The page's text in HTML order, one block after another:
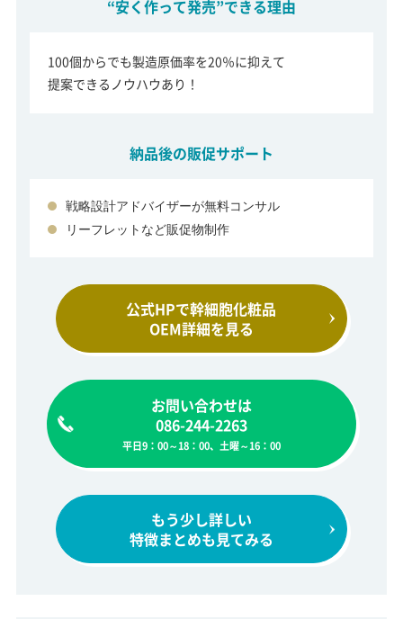
“安く作って発売”できる理由
100個からでも製造原価率を20％に抑えて
提案できるノウハウあり！
納品後の販促サポート
戦略設計アドバイザーが無料コンサル
リーフレットなど販促物制作
公式HPで幹細胞化粧品
OEM詳細を見る
お問い合わせは
086-244-2263
平日9：00～18：00、土曜～16：00
もう少し詳しい
特徴まとめも見てみる